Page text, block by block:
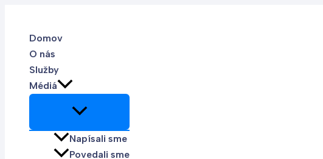
obsahDomov
O nás
Služby
Médiá
Napísali sme
Povedali sme